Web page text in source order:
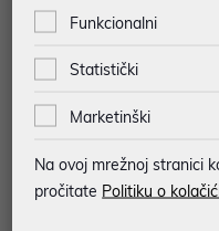
SIGURNA KUPOVINA
BESPLATNA DOSTAVA ZA
Funkcionalni
Statistički
Marketinški
Na ovoj mrežnoj stranici
pročitate Politiku o